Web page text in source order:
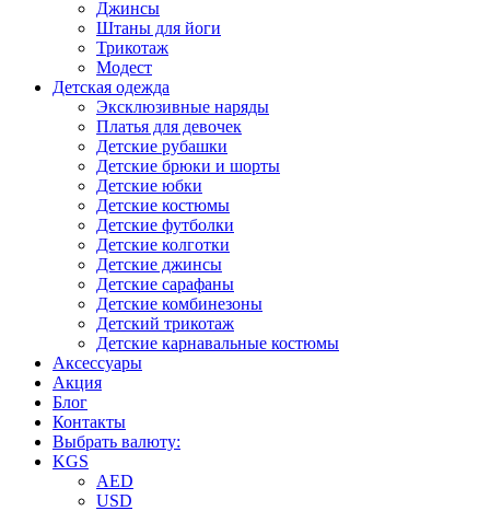
Джинсы
Штаны для йоги
Трикотаж
Модест
Детская одежда
Эксклюзивные наряды
Платья для девочек
Детские рубашки
Детские брюки и шорты
Детские юбки
Детские костюмы
Детские футболки
Детские колготки
Детские джинсы
Детские сарафаны
Детские комбинезоны
Детский трикотаж
Детские карнавальные костюмы
Аксессуары
Акция
Блог
Контакты
Выбрать валюту:
KGS
AED
USD